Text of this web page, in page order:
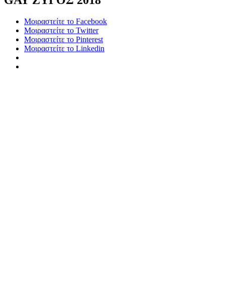
Μοιραστείτε το Facebook
Μοιραστείτε το Twitter
Μοιραστείτε το Pinterest
Μοιραστείτε το Linkedin